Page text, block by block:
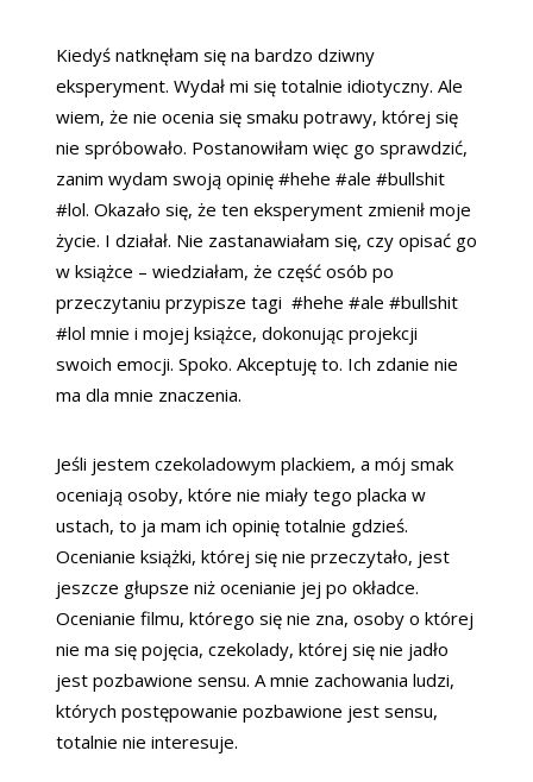
Kiedyś natknęłam się na bardzo dziwny
eksperyment. Wydał mi się totalnie idiotyczny. Ale
wiem, że nie ocenia się smaku potrawy, której się
nie spróbowało. Postanowiłam więc go sprawdzić,
zanim wydam swoją opinię #hehe #ale #bullshit
#lol. Okazało się, że ten eksperyment zmienił moje
życie. I działał. Nie zastanawiałam się, czy opisać go
w książce – wiedziałam, że część osób po
przeczytaniu przypisze tagi #hehe #ale #bullshit
#lol mnie i mojej książce, dokonując projekcji
swoich emocji. Spoko. Akceptuję to. Ich zdanie nie
ma dla mnie znaczenia.
Jeśli jestem czekoladowym plackiem, a mój smak
oceniają osoby, które nie miały tego placka w
ustach, to ja mam ich opinię totalnie gdzieś.
Ocenianie książki, której się nie przeczytało, jest
jeszcze głupsze niż ocenianie jej po okładce.
Ocenianie filmu, którego się nie zna, osoby o której
nie ma się pojęcia, czekolady, której się nie jadło
jest pozbawione sensu. A mnie zachowania ludzi,
których postępowanie pozbawione jest sensu,
totalnie nie interesuje.